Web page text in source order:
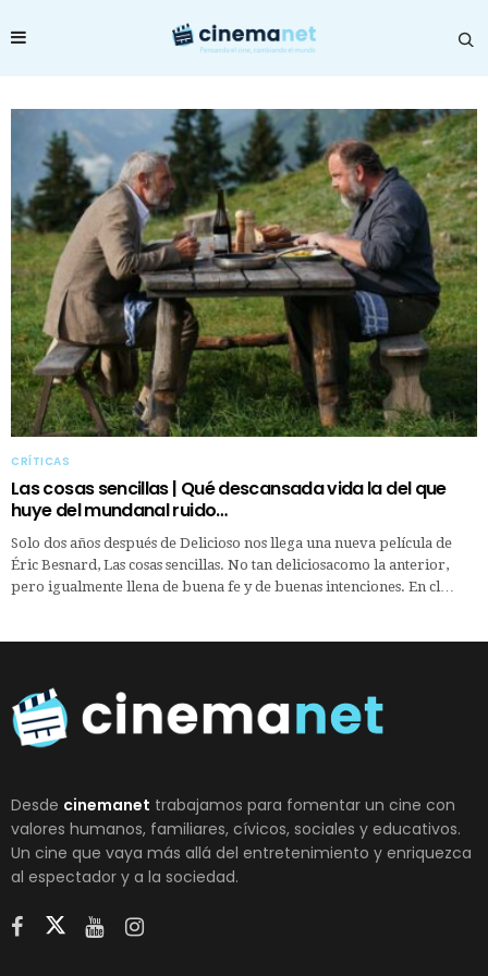
CRÍTICAS
Las cosas sencillas | Qué descansada vida la del que
huye del mundanal ruido…
Solo dos años después de Delicioso nos llega una nueva película de
Éric Besnard, Las cosas sencillas. No tan deliciosacomo la anterior,
pero igualmente llena de buena fe y de buenas intenciones. En cl…
Desde cinemanet trabajamos para fomentar un cine con
valores humanos, familiares, cívicos, sociales y educativos.
Un cine que vaya más allá del entretenimiento y enriquezca
al espectador y a la sociedad.